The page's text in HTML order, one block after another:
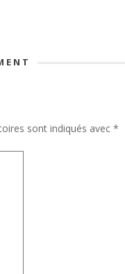
sont indiqués avec *